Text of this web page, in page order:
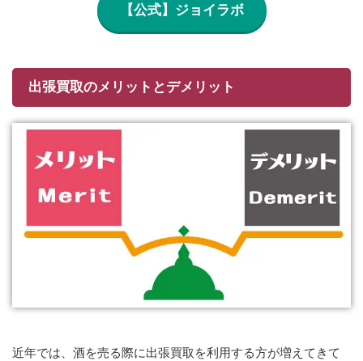
【公式】ジョイラボ
出張買取のメリットとデメリット
近年では、酒を売る際に出張買取を利用する方が増えてきて